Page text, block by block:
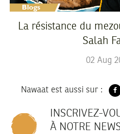
La résistance du
Salah
02 Aug
Nawaat est aussi sur :
INSCRIVEZ-
À NOTRE